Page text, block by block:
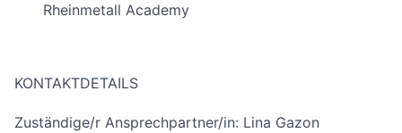
Rheinmetall Academy
KONTAKTDETAILS
Zuständige/r Ansprechpartner/in: Lina Gazon